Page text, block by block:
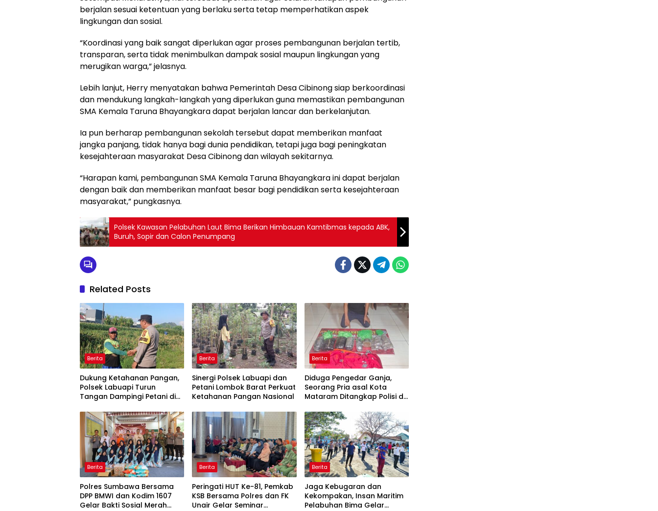
berjalan sesuai ketentuan yang berlaku serta tetap memperhatikan aspek
lingkungan dan sosial.
“Koordinasi yang baik sangat diperlukan agar proses pembangunan berjalan tertib,
transparan, serta tidak menimbulkan dampak sosial maupun lingkungan yang
merugikan warga,” jelasnya.
Lebih lanjut, Herry menyatakan bahwa Pemerintah Desa Cibinong siap berkoordinasi
dan mendukung langkah-langkah yang diperlukan guna memastikan pembangunan
SMA Kemala Taruna Bhayangkara dapat berjalan lancar dan berkelanjutan.
Ia pun berharap pembangunan sekolah tersebut dapat memberikan manfaat
jangka panjang, tidak hanya bagi dunia pendidikan, tetapi juga bagi peningkatan
kesejahteraan masyarakat Desa Cibinong dan wilayah sekitarnya.
“Harapan kami, pembangunan SMA Kemala Taruna Bhayangkara ini dapat berjalan
dengan baik dan memberikan manfaat besar bagi pendidikan serta kesejahteraan
masyarakat,” pungkasnya.
Polsek Kawasan Pelabuhan Laut Bima Berikan Himbauan Kamtibmas kepada ABK,
Buruh, Sopir dan Calon Penumpang
Related Posts
Berita
Dukung Ketahanan Pangan,
Polsek Labuapi Turun
Tangan Dampingi Petani di
Berita
Sinergi Polsek Labuapi dan
Petani Lombok Barat Perkuat
Ketahanan Pangan Nasional
Berita
Diduga Pengedar Ganja,
Seorang Pria asal Kota
Mataram Ditangkap Polisi di
Berita
Polres Sumbawa Bersama
DPP BMWI dan Kodim 1607
Gelar Bakti Sosial Merah
Berita
Peringati HUT Ke-81, Pemkab
KSB Bersama Polres dan FK
Unair Gelar Seminar
Berita
Jaga Kebugaran dan
Kekompakan, Insan Maritim
Pelabuhan Bima Gelar